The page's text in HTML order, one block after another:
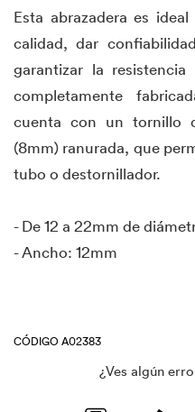
Esta abrazadera es
calidad, dar
garantizar la
completamente
cuenta con un tornillo
(8mm) ranurada, que
tubo o destornillador.
- De 12 a 22mm de
- Ancho: 12mm
CÓDIGO A02383
¿Ves algún